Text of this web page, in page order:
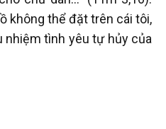
không thể đặt trên cái tôi,
tình yêu tự hủy của